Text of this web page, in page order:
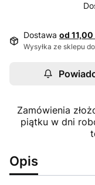
Dostawa od 11,00
Wysyłka ze sklepu
Zamówienia
piątku w dni
Opis